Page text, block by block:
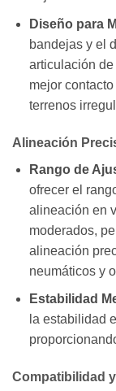
Diseño para
bandejas y el
articulación
mejor
terrenos
Alineación
Rango de
ofrecer el
alineación en
moderados,
alineación
neumáticos y
Estabilidad
la estabilidad
Compatibilidad